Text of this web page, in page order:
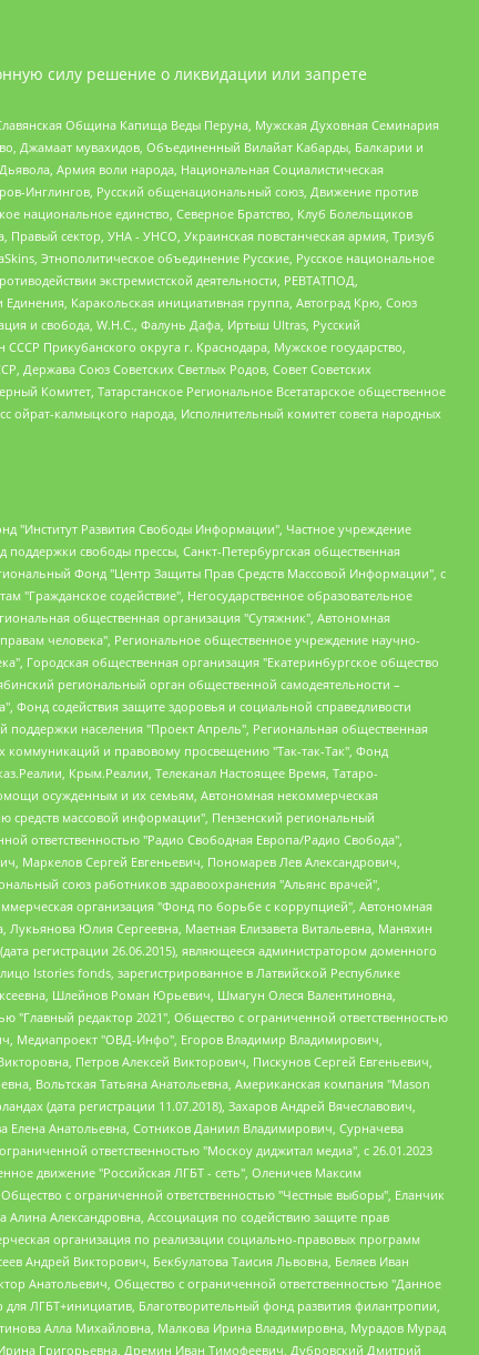
силу решение о ликвидации или запрете
Община Капища Веды Перуна, Мужская Духовная Семинария
Джамаат мувахидов, Объединенный Вилайат Кабарды, Балкарии и
Армия воли народа, Национальная Социалистическая
Инглингов, Русский общенациональный союз, Движение против
национальное единство, Северное Братство, Клуб Болельщиков
сектор, УНА - УНСО, Украинская повстанческая армия, Тризуб
Этнополитическое объединение Русские, Русское национальное
экстремистской деятельности, РЕВТАТПОД,
Каракольская инициативная группа, Автоград Крю, Союз
и свобода, W.H.С., Фалунь Дафа, Иртыш Ultras, Русский
Прикубанского округа г. Краснодара, Мужское государство,
Держава Союз Советских Светлых Родов, Совет Советских
Комитет, Татарстанское Региональное Всетатарское общественное
ойрат-калмыцкого народа, Исполнительный комитет совета народных
Сергеевна, Гельман Марат Александрович, Никульшина Вероника Юрьевна, Толоконникова Надежда Андреевна, Шендерович Виктор Анатольевич, Общество с ограниченной ответственностью "Данное сообщение", Общество с ограниченной ответственностью Издательский дом "Новая глава", Айнбиндер Александра Александровна, Московский комьюнити-центр для ЛГБТ+инициатив, Благотворительный фонд развития филантропии, Deutsche Welle (Германия, Kurt-Schumacher-Strasse 3, 53113 Bonn), Борзунова Мария Михайловна, Воробьев Виктор Викторович, Голубева Анна Львовна, Константинова Алла Михайловна, Малкова Ирина Владимировна, Мурадов Мурад Абдулгалимович, Осетинская Елизавета Николаевна, Понасенков Евгений Николаевич, Ганапольский Матвей Юрьевич, Киселев Евгений Алексеевич, Борухович Ирина Григорьевна, Дремин Иван Тимофеевич, Дубровский Дмитрий Викторович, Красноярская региональная общественная организация поддержки и развития альтернативных образовательных технологий и межкультурных коммуникаций "ИНТЕРРА", Маяковская Екатерина Алексеевна, Фейгин Марк Захарович, Филимонов Андрей Викторович, Дзугкоева Регина Николаевна, Доброхотов Роман Александрович, Дудь Юрий Александрович, Елкин Сергей Владимирович, Кругликов Кирилл Игоревич, Сабунаева Мария Леонидовна, Семенов Алексей Владимирович, Шаинян Карен Багратович, Шульман Екатерина Михайловна, Асафьев Артур Валерьевич, Вахштайн Виктор Семенович, Венедиктов Алексей Алексеевич, Лушникова Екатерина Евгеньевна, Волков Леонид Михайлович, Невзоров Александр Глебович, Пархоменко Сергей Борисович, Сироткин Ярослав Николаевич, Кара-Мурза Владимир Владимирович, Баранова Наталья Владимировна, Гозман Леонид Яковлевич, Кагарлицкий Борис Юльевич, Климарев Михаил Валерьевич, Милов Владимир Станиславович, Автономная некоммерческая организация Краснодарский центр современного искусства "Типография", Моргенштерн Алишер Тагирович, Соболь Любовь Эдуардовна, Общество с ограниченной ответственностью "ЛИЗА НОРМ", Каспаров Гарри Кимович, Ходорковский Михаил Борисович, Общество с ограниченной ответственностью "Апрельские тезисы", Данилович Ирина Брониславовна, Кашин Олег Владимирович, Петров Николай Владимирович, Пивоваров Алексей Владимирович, Соколов Михаил Владимирович, Цветкова Юлия Владимировна, Чичваркин Евгений Александрович, Комитет против пыток/Команда против пыток, Общество с ограниченной ответственностью "Первый научный", Общество с ограниченной ответственностью "Вертолет и ко", Белоцерковская Вероника Борисовна, Кац Максим Евгеньевич, Лазарева Татьяна Юрьевна, Шаведдинов Руслан Табризович, Яшин Илья Валерьевич, Общество с ограниченной ответственностью "Иноагент ААВ", Алешковский Дмитрий Петрович, Альбац Евгения Марковна, Быков Дмитрий Львович, Галямина Юлия Евгеньевна, Лойко Сергей Леонидович, Мартынов Кирилл Константинович, Медведев Сергей Александрович, Крашенинников Федор Геннадиевич, Гордеева Катерина Вл